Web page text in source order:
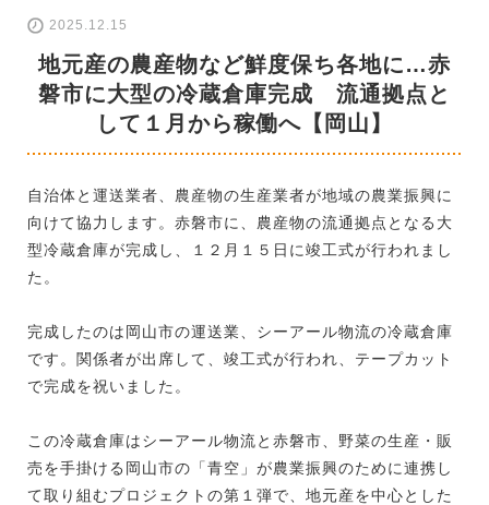
2025.12.15
地元産の農産物など鮮度保ち各地に…赤
磐市に大型の冷蔵倉庫完成 流通拠点と
して１月から稼働へ【岡山】
自治体と運送業者、農産物の生産業者が地域の農業振興に
向けて協力します。赤磐市に、農産物の流通拠点となる大
型冷蔵倉庫が完成し、１２月１５日に竣工式が行われまし
た。
完成したのは岡山市の運送業、シーアール物流の冷蔵倉庫
です。関係者が出席して、竣工式が行われ、テープカット
で完成を祝いました。
この冷蔵倉庫はシーアール物流と赤磐市、野菜の生産・販
売を手掛ける岡山市の「青空」が農業振興のために連携し
て取り組むプロジェクトの第１弾で、地元産を中心とした